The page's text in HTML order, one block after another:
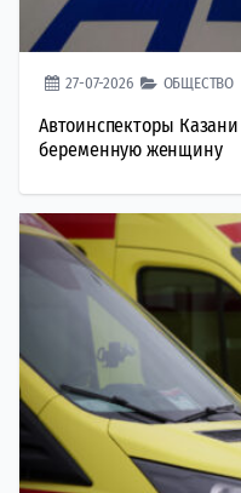
27-07-2026 ОБЩЕСТВО
Автоинспекторы Казани
беременную женщину